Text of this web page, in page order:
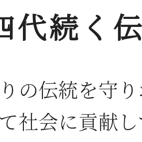
代続く
の伝統を守
社会に貢献